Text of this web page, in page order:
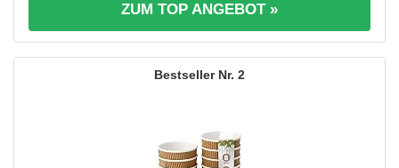
ZUM TOP ANGEBOT »
2